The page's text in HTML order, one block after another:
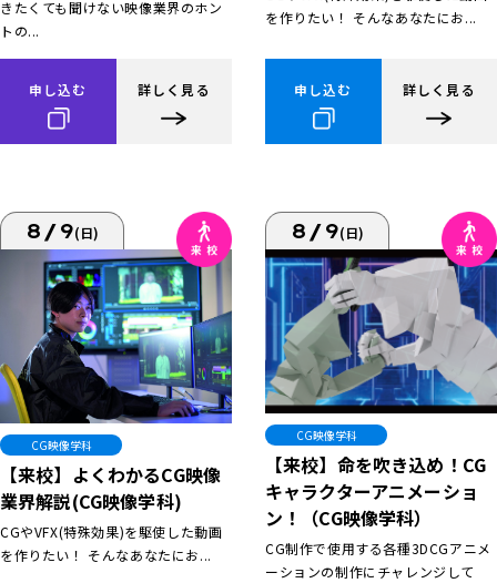
きたくても聞けない映像業界のホン
トの...
申し込む 詳しく見る
を作りたい！ そんなあなたにお...
申し込む 詳しく見る
8/9(日)
CG映像学科
【来校】よくわかるCG映像
業界解説(CG映像学科)
CGやVFX(特殊効果)を駆使した動画
を作りたい！ そんなあなたにお...
8/9(日)
CG映像学科
【来校】命を吹き込め！CG
キャラクターアニメーショ
ン！（CG映像学科）
CG制作で使用する各種3DCGアニメ
ーションの制作にチャレンジして